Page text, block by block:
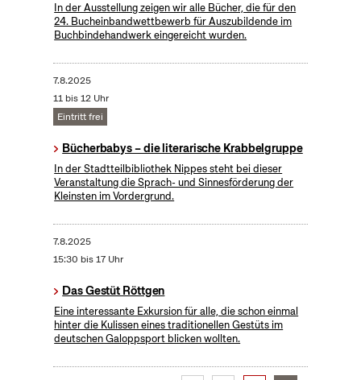
In der Ausstellung zeigen wir alle Bücher, die für den
24. Bucheinbandwettbewerb für Auszubildende im
Buchbindehandwerk eingereicht wurden.
7.8.2025
11 bis 12 Uhr
Eintritt frei
Bücherbabys – die literarische Krabbelgruppe
In der Stadtteilbibliothek Nippes steht bei dieser
Veranstaltung die Sprach- und Sinnesförderung der
Kleinsten im Vordergrund.
7.8.2025
15:30 bis 17 Uhr
Das Gestüt Röttgen
Eine interessante Exkursion für alle, die schon einmal
hinter die Kulissen eines traditionellen Gestüts im
deutschen Galoppsport blicken wollten.